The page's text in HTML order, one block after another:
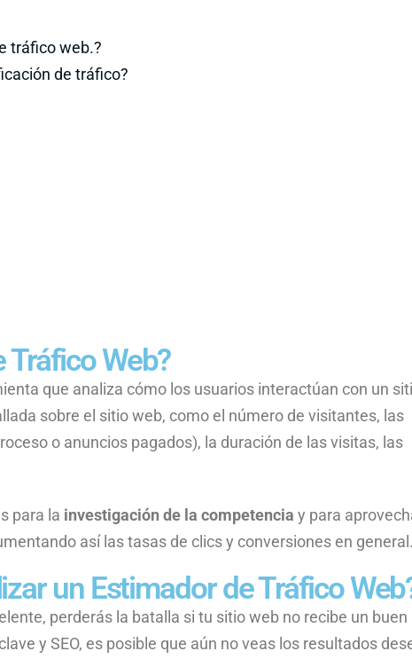
tráfico web.?
de tráfico?
Tráfico Web?
que analiza cómo los usuarios interactúan con un
sobre el sitio web, como el número de visitantes, las
o anuncios pagados), la duración de las visitas, las
para la investigación de la competencia y para
así las tasas de clics y conversiones en general.
un Estimador de Tráfico
perderás la batalla si tu sitio web no recibe un buen
y SEO, es posible que aún no veas los resultados